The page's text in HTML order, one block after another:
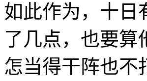
如此作为，十日
了几点，也要算
怎当得干阵也不